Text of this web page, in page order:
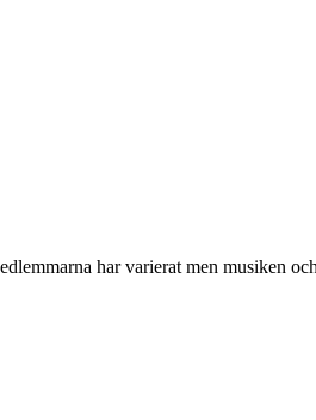
har varierat men musiken